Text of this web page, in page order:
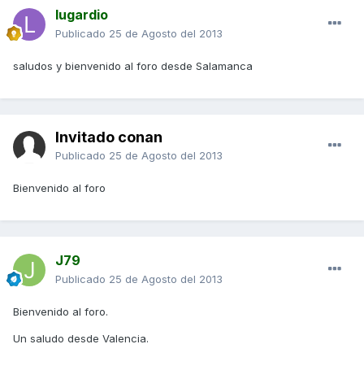
lugardio
Publicado 25 de Agosto del 2013
saludos y bienvenido al foro desde Salamanca
Invitado conan
Publicado 25 de Agosto del 2013
Bienvenido al foro
J79
Publicado 25 de Agosto del 2013
Bienvenido al foro.
Un saludo desde Valencia.